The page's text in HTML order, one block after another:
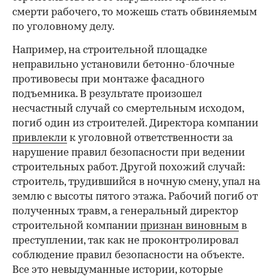
00:00
смерти рабочего, то можешь стать обвиняемым
по уголовному делу.
Например, на строительной площадке
неправильно установили бетонно-блочные
противовесы при монтаже фасадного
подъемника. В результате произошел
несчастный случай со смертельным исходом,
погиб один из строителей. Директора компании
привлекли к уголовной ответственности за
нарушение правил безопасности при ведении
строительных работ. Другой похожий случай:
строитель, трудившийся в ночную смену, упал на
землю с высоты пятого этажа. Рабочий погиб от
полученных травм, а генеральный директор
строительной компании признан виновным в
преступлении, так как не проконтролировал
соблюдение правил безопасности на объекте.
Все это невыдуманные истории, которые